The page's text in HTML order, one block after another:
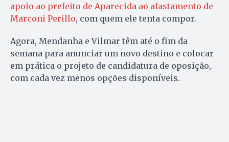
apoio ao prefeito de Aparecida ao afastamento de
Marconi Perillo, com quem ele tenta compor.
Agora, Mendanha e Vilmar têm até o fim da
semana para anunciar um novo destino e colocar
em prática o projeto de candidatura de oposição,
com cada vez menos opções disponíveis.